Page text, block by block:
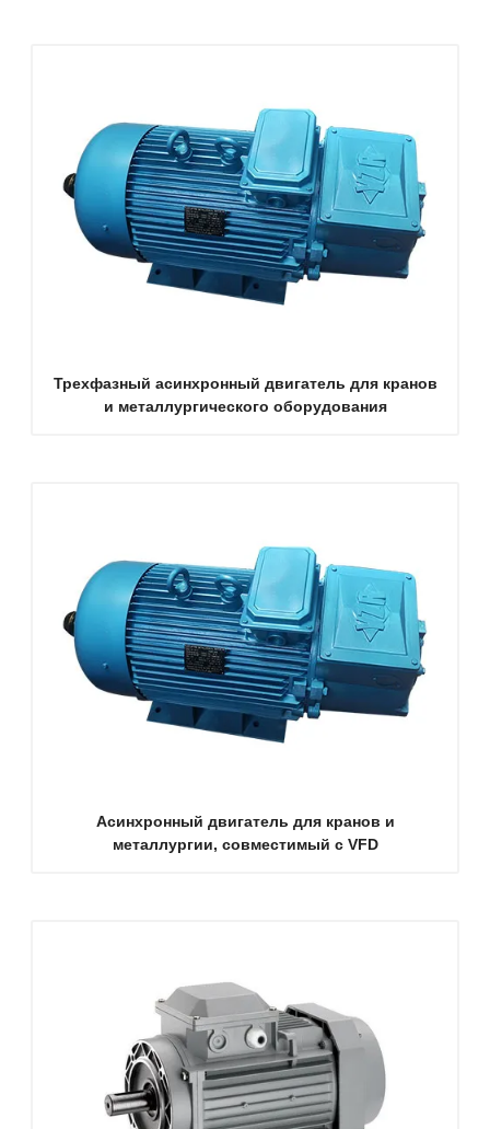
Трехфазный асинхронный двигатель для кранов
и металлургического оборудования
Асинхронный двигатель для кранов и
металлургии, совместимый с VFD